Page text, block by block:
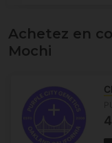
Achetez en
Mochi